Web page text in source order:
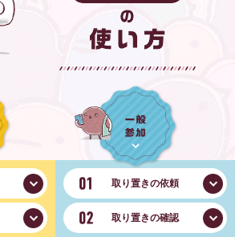
取り置きの依頼
取り置きの確認